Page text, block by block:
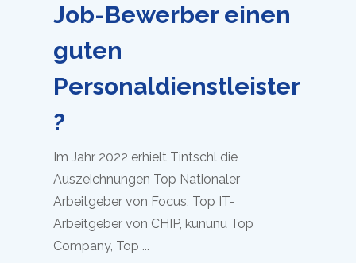
Job-Bewerber einen
guten
Personaldienstleister
?
Im Jahr 2022 erhielt Tintschl die
Auszeichnungen Top Nationaler
Arbeitgeber von Focus, Top IT-
Arbeitgeber von CHIP, kununu Top
Company, Top ...